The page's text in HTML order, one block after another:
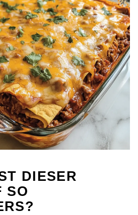
DIESER
SO